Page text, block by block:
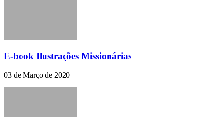
E-book Ilustrações Missionárias
03 de Março de 2020